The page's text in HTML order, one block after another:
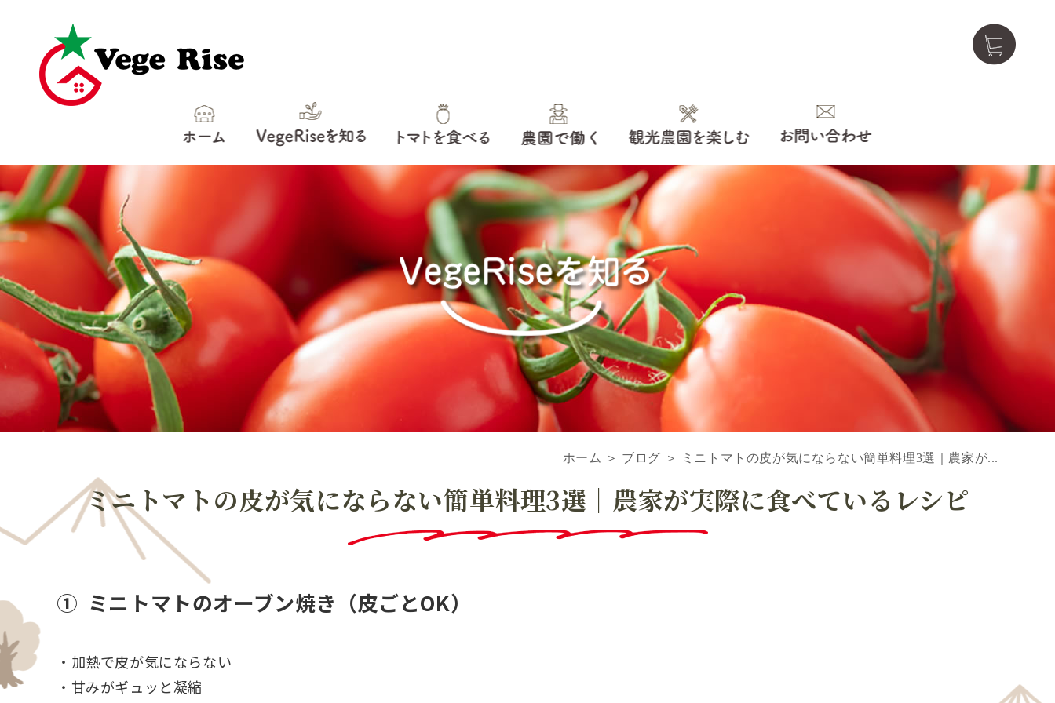
ホーム ＞ ブログ ＞ ミニトマトの皮が気にならない簡単料理3選｜農家が...
ミニトマトの皮が気にならない簡単料理3選｜農家が実際に食べているレシピ
① ミニトマトのオーブン焼き（皮ごとOK）
・加熱で皮が気にならない
・甘みがギュッと凝縮